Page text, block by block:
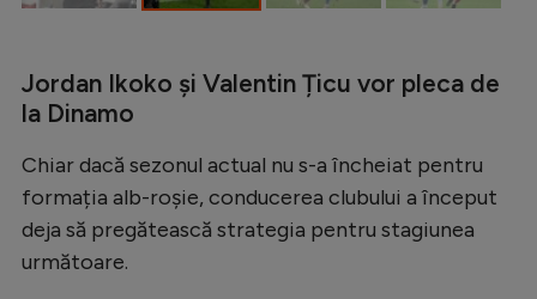
Intră în cont
Jordan Ikoko și Valentin Țicu vor pleca de
la Dinamo
Chiar dacă sezonul actual nu s-a încheiat pentru
formația alb-roșie, conducerea clubului a început
deja să pregătească strategia pentru stagiunea
următoare.